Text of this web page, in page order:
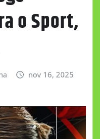
o Sport,
nov 16, 2025